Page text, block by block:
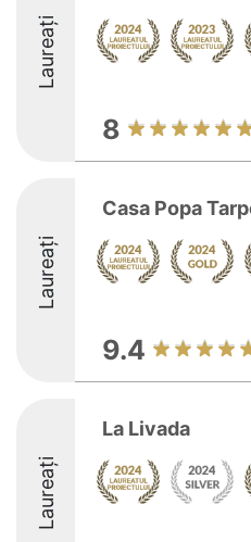
Laureați
8
Laureați
Casa Popa
9.4
Laureați
La Livada